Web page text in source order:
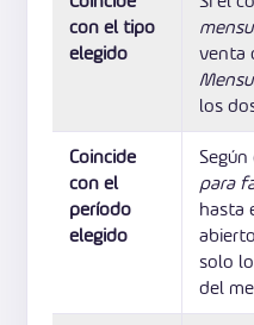
con el tipo
elegido
venta
los
Coincide
con el
período
elegido
Según
para
hasta
solo
del